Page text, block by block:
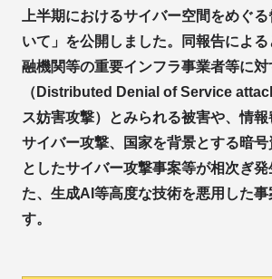
上半期におけるサイバー空間をめぐ
いて」を公開しました。同報告によ
融機関等の重要インフラ事業者等に
（Distributed Denial of Service
ス妨害攻撃）とみられる被害や、情
サイバー攻撃、国家を背景とする暗
としたサイバー攻撃事案等が相次ぎ
た、生成AI等高度な技術を悪用した事
す。